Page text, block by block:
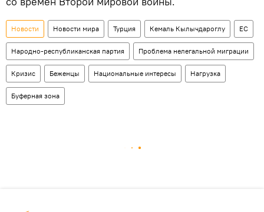
Новости Новости мира Турция Кемаль Кылычдароглу ЕС
Народно-республиканская партия Проблема нелегальной миграции
Кризис Беженцы Национальные интересы Нагрузка
Буферная зона